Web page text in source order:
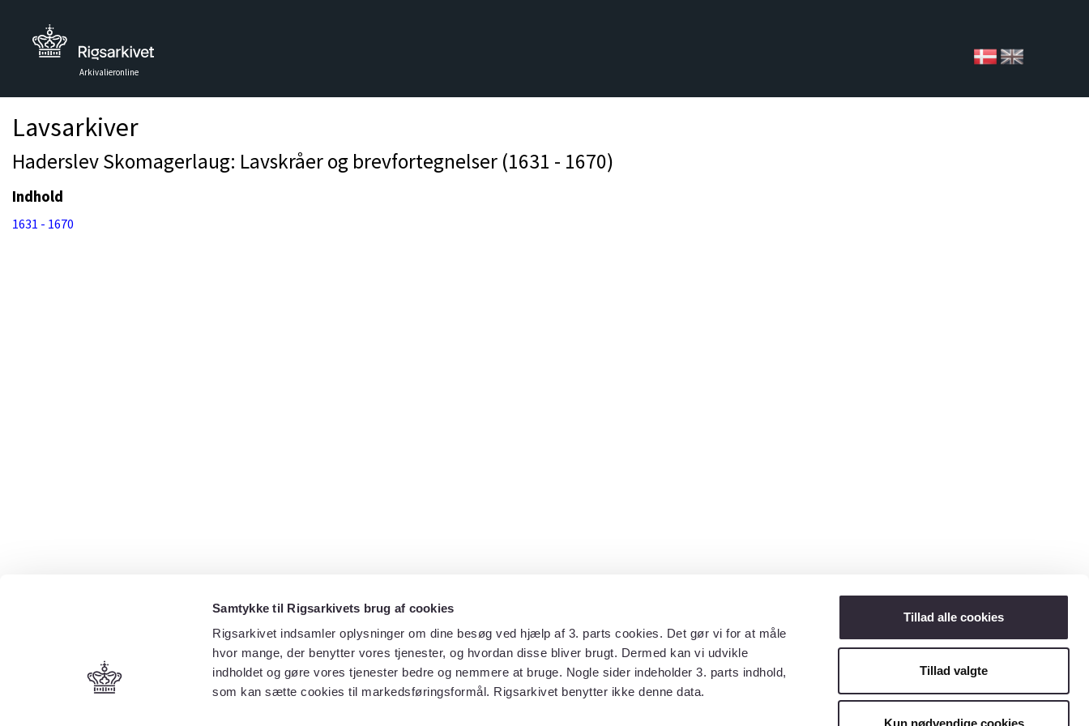
Samtykke til Rigsarkivets brug af cookies
Rigsarkivet indsamler oplysninger om dine besøg ved hjælp af 3. parts cookies. Det gør vi for at måle
hvor mange, der benytter vores tjenester, og hvordan disse bliver brugt. Dermed kan vi udvikle
indholdet og gøre vores tjenester bedre og nemmere at bruge. Nogle sider indeholder 3. parts indhold,
som kan sætte cookies til markedsføringsformål. Rigsarkivet benytter ikke denne data.
Tillad alle cookies
Tillad valgte
Kun nødvendige cookies
Arkivalieronline
Lavsarkiver
Haderslev Skomagerlaug: Lavskråer og brevfortegnelser (1631 - 1670)
Indhold
1631 - 1670